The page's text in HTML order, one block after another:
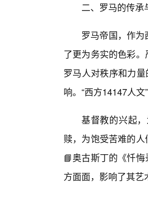
二、罗马的传
罗马帝国，作
了更为务实的色彩
罗马人对秩序和力
响。“西方14147人
基督教的兴起
赎，为饱受苦难的
📘奥古斯丁的《忏
方面面，影响了其